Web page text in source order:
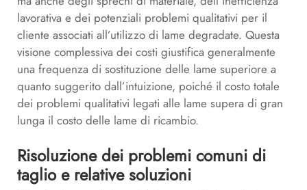
lavorativa e dei potenziali problemi qualitativi per il
cliente associati all’utilizzo di lame degradate. Questa
visione complessiva dei costi giustifica generalmente
una frequenza di sostituzione delle lame superiore a
quanto suggerito dall’intuizione, poiché il costo totale
dei problemi qualitativi legati alle lame supera di gran
lunga il costo delle lame di ricambio.
Risoluzione dei problemi comuni di
taglio e relative soluzioni